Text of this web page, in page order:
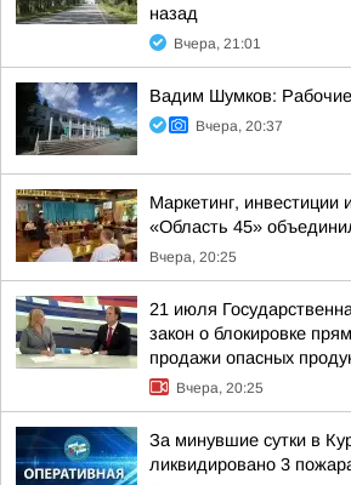
назад
Вчера, 21:01
Вадим Шумков:
Вчера, 20:37
Маркетинг, инвестиции
«Область 45»
Вчера, 20:25
21 июля
закон о блокировке
продажи опасных
Вчера, 20:25
За минувшие сутки в
ликвидировано 3